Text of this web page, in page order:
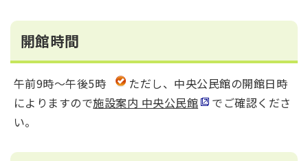
開館時間
午前9時～午後5時
ただし、中央公民館の開館日時
によりますので施設案内 中央公民館
でご確認くださ
い。